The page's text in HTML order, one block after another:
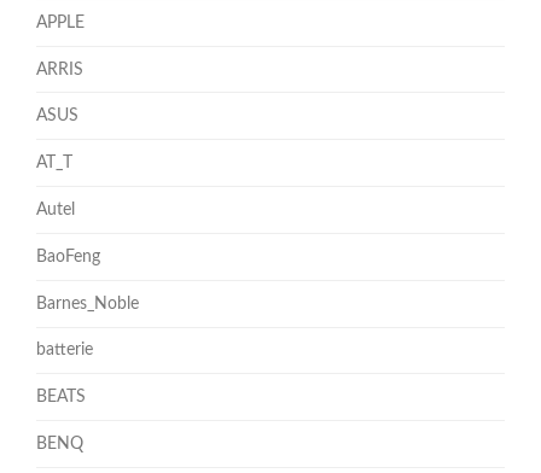
APPLE
ARRIS
ASUS
AT_T
Autel
BaoFeng
Barnes_Noble
batterie
BEATS
BENQ